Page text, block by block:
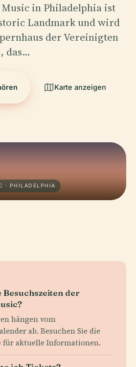
in Philadelphia ist
Landmark und wird
der Vereinigten
das…
Karte anzeigen
· PHILADELPHIA
Besuchszeiten der
hängen vom
ab. Besuchen Sie die
für aktuelle Informationen.